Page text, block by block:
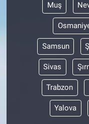
Muş
Samsun
Sivas
Trabzon
Yalova